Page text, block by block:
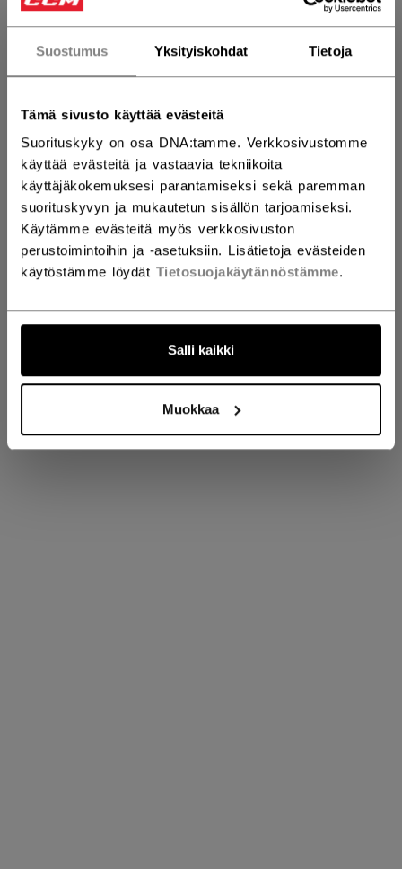
Suostumus Yksityiskohdat Tietoja
Tämä sivusto käyttää evästeitä
Suorituskyky on osa DNA:tamme. Verkkosivustomme
käyttää evästeitä ja vastaavia tekniikoita
käyttäjäkokemuksesi parantamiseksi sekä paremman
suorituskyvyn ja mukautetun sisällön tarjoamiseksi.
Käytämme evästeitä myös verkkosivuston
perustoimintoihin ja -asetuksiin. Lisätietoja evästeiden
käytöstämme löydät Tietosuojakäytännöstämme.
Salli kaikki
Muokkaa
Goalie Pads
Tulossa pian
Pysy kuulolla tulevasta Goalie Pads
mallistostamme.
PALAA TAKAISIN HOME